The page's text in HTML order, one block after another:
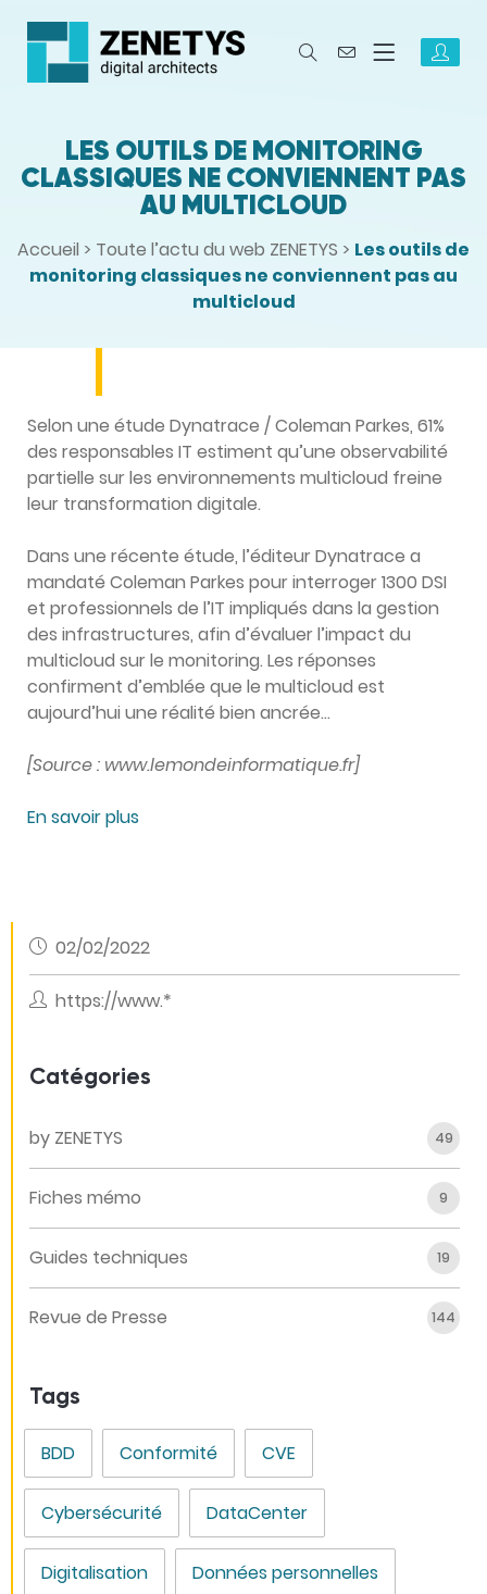
LES OUTILS DE MONITORING
CLASSIQUES NE CONVIENNENT PAS
AU MULTICLOUD
Accueil > Toute l’actu du web ZENETYS > Les outils de
monitoring classiques ne conviennent pas au
multicloud
Selon une étude Dynatrace / Coleman Parkes, 61%
des responsables IT estiment qu’une observabilité
partielle sur les environnements multicloud freine
leur transformation digitale.
Dans une récente étude, l’éditeur Dynatrace a
mandaté Coleman Parkes pour interroger 1300 DSI
et professionnels de l’IT impliqués dans la gestion
des infrastructures, afin d’évaluer l’impact du
multicloud sur le monitoring. Les réponses
confirment d’emblée que le multicloud est
aujourd’hui une réalité bien ancrée…
[Source : www.lemondeinformatique.fr]
En savoir plus
02/02/2022
https://www.*
Catégories
by ZENETYS 49
Fiches mémo 9
Guides techniques 19
Revue de Presse 144
Tags
BDD Conformité CVE
Cybersécurité DataCenter
Digitalisation Données personnelles